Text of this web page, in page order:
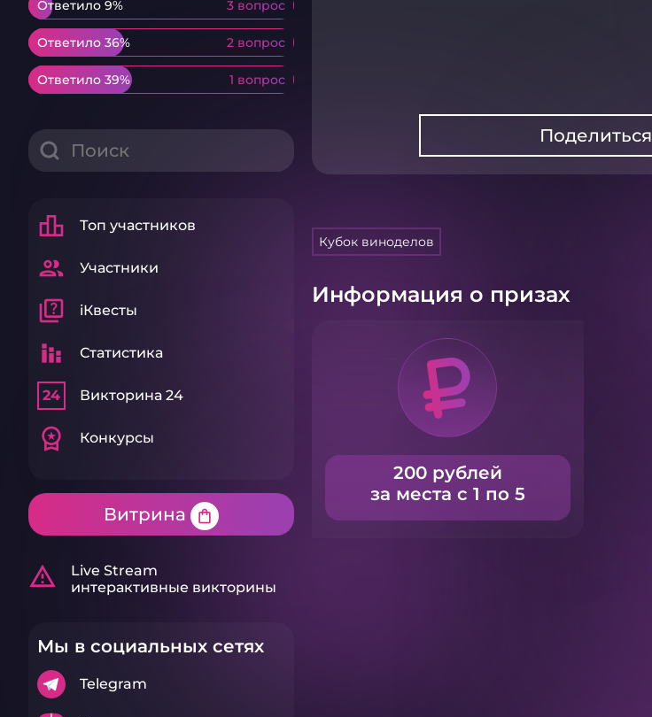
Ответило 9% 3 вопрос
Ответило 9% 3 вопрос
Ответило 36% 2 вопрос
Ответило 36% 2 вопрос
Ответило 39% 1 вопрос
Ответило 39% 1 вопрос
leaderboard Топ участников
group Участники
quiz iКвесты
stacked_bar_chart Статистика
24 Викторина 24
workspace_premium Конкурсы
Витрина shopping_bag
warning_amber
Live Stream
интерактивные викторины
Мы в социальных сетях
Telegram
Поделиться
Кубок виноделов
Информация о призах
200 рублей
за места с 1 по 5